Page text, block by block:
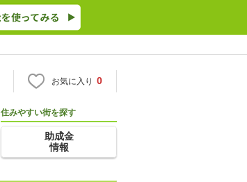
お気に入り 0
住みやすい街を探す
助成金
情報